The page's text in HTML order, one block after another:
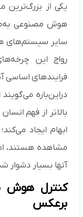
یکی از بزرگ‌ترین
هوش مصنوعی
سایر سیستم‌های
رواج این
فرایند‌های اساسی
دراین‌باره
بالاتر از فهم
ابهام ایجاد
مشاهده هستند،
آنها بسیار دشوار
کنترل هوش
برعکس